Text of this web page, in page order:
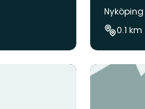
Gemeinde:
Nyköping
0.1 km